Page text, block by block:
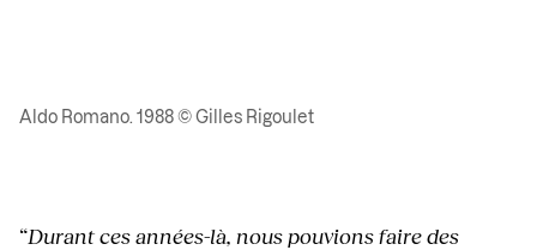
Aldo Romano. 1988 © Gilles Rigoulet
“Durant ces années-là, nous pouvions faire des